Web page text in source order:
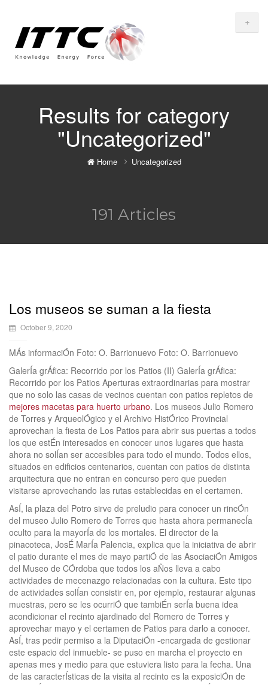
+
Results for category
"Uncategorized"
Home Uncategorized
191 Articles
Los museos se suman a la fiesta
October 9, 2020
MÁs informaciÓn Foto: O. Barrionuevo Foto: O. Barrionuevo
GalerÍa grÁfica: Recorrido por los Patios (II) GalerÍa grÁfica:
Recorrido por los Patios Aperturas extraordinarias para mostrar
que no solo las casas de vecinos cuentan con patios repletos de
mejores macetas para huerto urbano. Los museos Julio Romero
de Torres y ArqueolÓgico y el Archivo HistÓrico Provincial
aprovechan la fiesta de Los Patios para abrir sus puertas a todos
los que estÉn interesados en conocer unos lugares que hasta
ahora no solÍan ser accesibles para todo el mundo. Todos ellos,
situados en edificios centenarios, cuentan con patios de distinta
arquitectura que no entran en concurso pero que pueden
visitarse aprovechando las rutas establecidas en el certamen.
AsÍ, la plaza del Potro sirve de preludio para conocer un rincÓn
del museo Julio Romero de Torres que hasta ahora permanecÍa
oculto para la mayorÍa de los mortales. El director de la
pinacoteca, JosÉ MarÍa Palencia, explica que la iniciativa de abrir
el patio durante el mes de mayo partiÓ de las AsociaciÓn Amigos
del Museo de CÓrdoba que todos los aÑos lleva a cabo
actividades de mecenazgo relacionadas con la cultura. Este tipo
de actividades solÍan consistir en, por ejemplo, restaurar algunas
muestras, pero se les ocurriÓ que tambiÉn serÍa buena idea
acondicionar el recinto ajardinado del Romero de Torres y
aprovechar mayo y el certamen de Patios para darlo a conocer.
AsÍ, tras pedir permiso a la DiputaciÓn -encargada de gestionar
este espacio del inmueble- se puso en marcha el proyecto en
apenas mes y medio para que estuviera listo para la fecha. Una
de las caracterÍsticas de la visita al recinto es la exposiciÓn de